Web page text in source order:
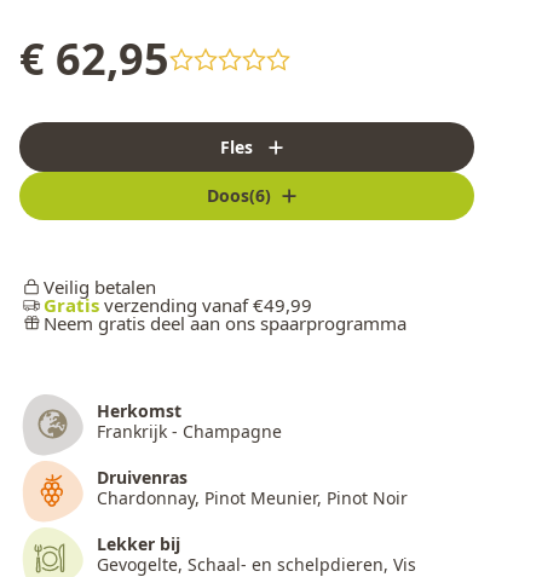
€ 62,95
Fles
Doos(6)
Veilig betalen
Gratis verzending vanaf €49,99
Neem gratis deel aan ons spaarprogramma
Lekker bij
Gevogelte, Schaal- en schelpdieren, Vis
Herkomst
Frankrijk - Champagne
Druivenras
Chardonnay, Pinot Meunier, Pinot Noir